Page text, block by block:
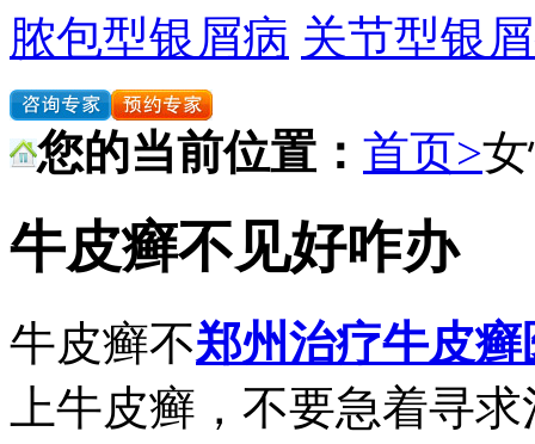
脓包型银屑病 关节型银
您的当前位置： 首页>
牛皮癣不见好咋办
牛皮癣不郑州治疗牛皮癣
上牛皮癣，不要急着寻